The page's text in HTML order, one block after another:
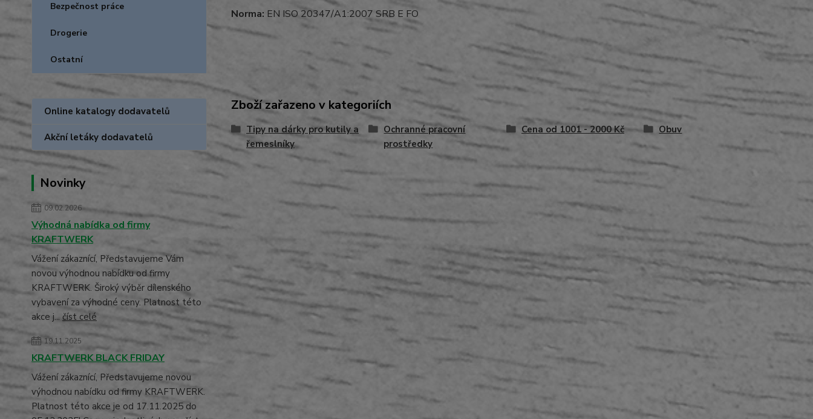
Bezpečnost práce
Drogerie
Ostatní
Online katalogy dodavatelů
Akční letáky dodavatelů
Novinky
09.02.2026
Výhodná nabídka od firmy
KRAFTWERK
Vážení zákaznící, Představujeme Vám
novou výhodnou nabídku od firmy
KRAFTWERK. Široký výběr dílenského
vybavení za výhodné ceny. Platnost této
akce j... číst celé
19.11.2025
KRAFTWERK BLACK FRIDAY
Vážení zákaznící, Představujeme novou
výhodnou nabídku od firmy KRAFTWERK.
Platnost této akce je od 17.11.2025 do
Norma: EN ISO 20347/A1:2007 SRB E FO
Zboží zařazeno v kategoriích
Tipy na dárky pro kutily a
řemeslníky
Ochranné pracovní
prostředky
Cena od 1001 - 2000 Kč Obuv